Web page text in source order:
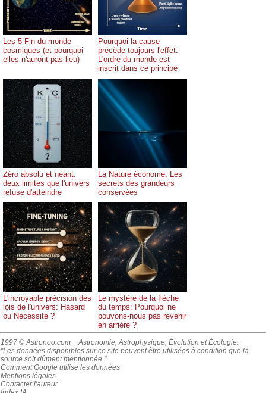
Les 5 Fin du monde
cosmiques (et pourquoi
elles n'auront pas lieu)
Pourquoi la cause
précède toujours l'effet:
L'ordre du monde est
inscrit dans ce principe
Zéro absolu et néant:
deux limites que l'univers
refuse d'atteindre
La Nature économe: Les
secrets des grandeurs
conservées
L'incroyable précision des
lois de l'univers: Hasard
ou Nécessité ?
Le mystère de la flèche
du temps: Pourquoi ne
pouvons-nous pas revenir
en arrière ?
1997 © Astronoo.com − Astronomie, Astrophysique, Évolution et Écologie.
"Les données disponibles sur ce site peuvent être utilisées à condition que la
source soit dûment mentionnée."
Comment Google utilise les données
Mentions légales
Contacter l'auteur